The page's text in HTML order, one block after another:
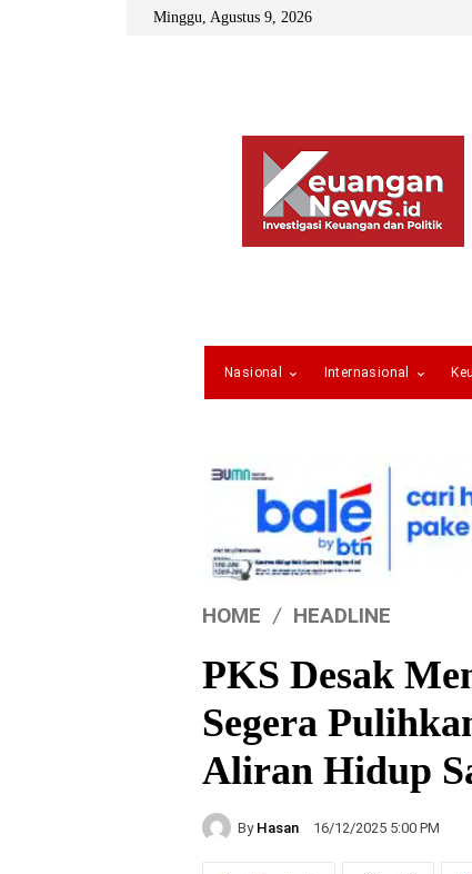
Minggu, Agustus 9, 2026
Nasional Internasional
HOME HEADLINE
PKS Desak
Segera
Aliran Hidup
By Hasan 16/12/2025 5:00 PM